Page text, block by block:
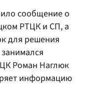
сообщение о
РТЦК и СП, а
для решения
Роман Наглюк
информацию